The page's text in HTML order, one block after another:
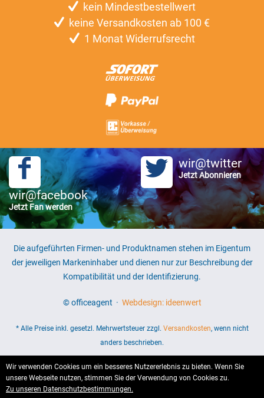
kein Mindestbestellwert
keine Versandkosten ab 100 €
1 Monat Widerrufsrecht
wir@facebook
Jetzt Fan werden
wir@twitter
Jetzt Abonnieren
Die aufgeführten Firmen- und Produktnamen stehen im Eigentum
der jeweiligen Markeninhaber und dienen nur zur Beschreibung der
Kompatibilität und der Identifizierung.
© officeagent · Webdesign: ideenwert
* Alle Preise inkl. gesetzl. Mehrwertsteuer zzgl. Versandkosten, wenn nicht
anders beschrieben.
Wir verwenden Cookies um ein besseres Nutzererlebnis zu bieten. Wenn Sie
unsere Webseite nutzen, stimmen Sie der Verwendung von Cookies zu.
Zu unseren Datenschutzbestimmungen.